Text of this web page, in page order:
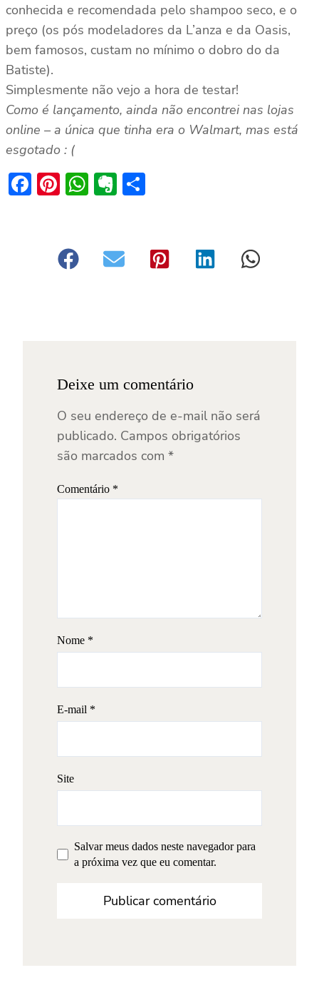
conhecida e recomendada pelo shampoo seco, e o
preço (os pós modeladores da L’anza e da Oasis,
bem famosos, custam no mínimo o dobro do da
Batiste).
Simplesmente não vejo a hora de testar!
Como é lançamento, ainda não encontrei nas lojas
online – a única que tinha era o Walmart, mas está
esgotado : (
Facebook
Pinterest
WhatsApp
Evernote
Deixe um comentário
O seu endereço de e-mail não será
publicado. Campos obrigatórios
são marcados com *
Comentário *
Nome *
E-mail *
Site
Salvar meus dados neste navegador para
a próxima vez que eu comentar.